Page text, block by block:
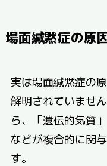
場面緘黙症の原
実は場面緘黙症の
解明されていませ
ら、「遺伝的気質
などが複合的に関
す。